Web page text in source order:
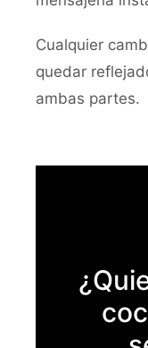
Cualquier
quedar
ambas partes.